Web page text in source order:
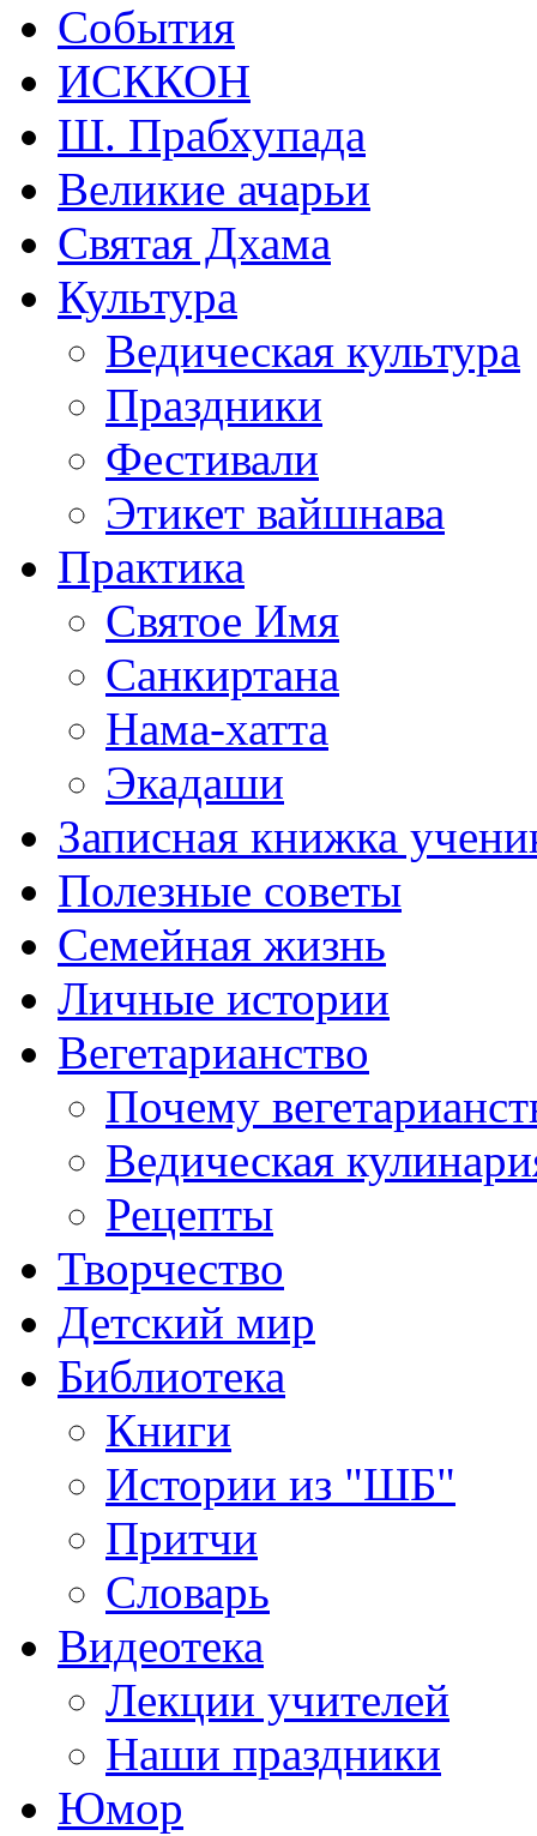
События
ИСККОН
Ш. Прабхупада
Великие ачарьи
Святая Дхама
Культура
Ведическая культура
Праздники
Фестивали
Этикет вайшнава
Практика
Святое Имя
Санкиртана
Нама-хатта
Экадаши
Записная книжка
Полезные советы
Семейная жизнь
Личные истории
Вегетарианство
Почему
Ведическая
Рецепты
Творчество
Детский мир
Библиотека
Книги
Истории из "ШБ"
Притчи
Словарь
Видеотека
Лекции учителей
Наши праздники
Юмор